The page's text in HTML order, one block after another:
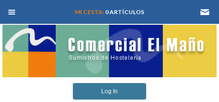
MEN� PRINCIPAL
QUIENES SOMOS
MI CESTA: 0 ARTÍCULOS
Log In